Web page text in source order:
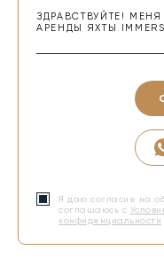
Я даю согласие на
соглашаюсь с
конфиденциальности